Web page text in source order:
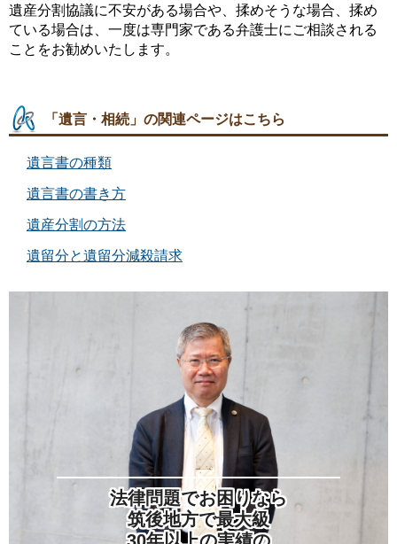
遺産分割協議に不安がある場合や、揉めそうな場合、揉め
ている場合は、一度は専門家である弁護士にご相談される
ことをお勧めいたします。
「遺言・相続」の関連ページはこちら
遺言書の種類
遺言書の書き方
遺産分割の方法
遺留分と遺留分減殺請求
法律問題でお困りなら
筑後地方で最大級